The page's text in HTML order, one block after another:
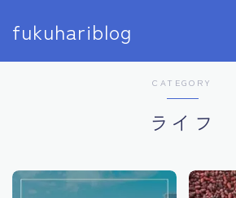
fukuhariblog
MENU
アイドル
CATEGORY
ライフ